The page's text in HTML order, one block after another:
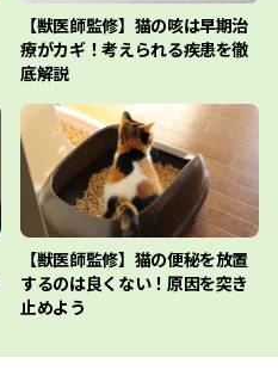
【獣医師監修】猫の咳は早期治
療がカギ！考えられる疾患を徹
底解説
【獣医師監修】猫の便秘を放置
するのは良くない！原因を突き
止めよう